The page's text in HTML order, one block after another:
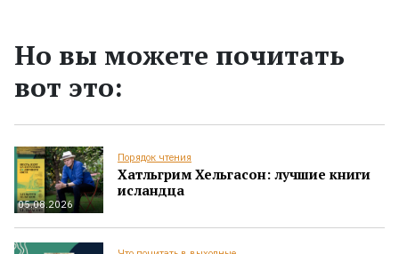
Но вы можете почитать
вот это:
05.08.2026
Порядок чтения
Хатльгрим Хельгасон: лучшие книги
исландца